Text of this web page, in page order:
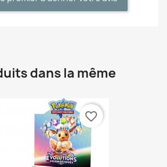
dans la même
favorite_border